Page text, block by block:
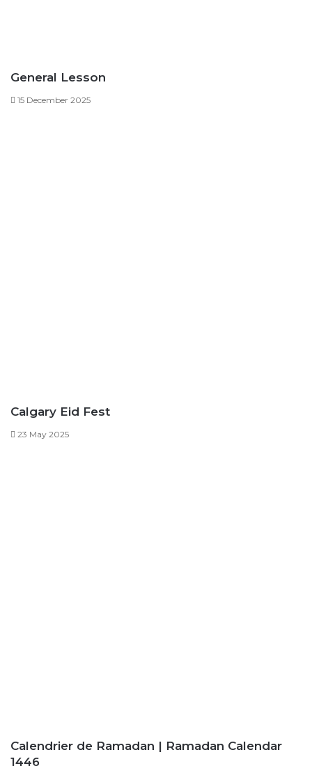
General Lesson
15 December 2025
Calgary Eid Fest
23 May 2025
Calendrier de Ramadan | Ramadan Calendar
1446